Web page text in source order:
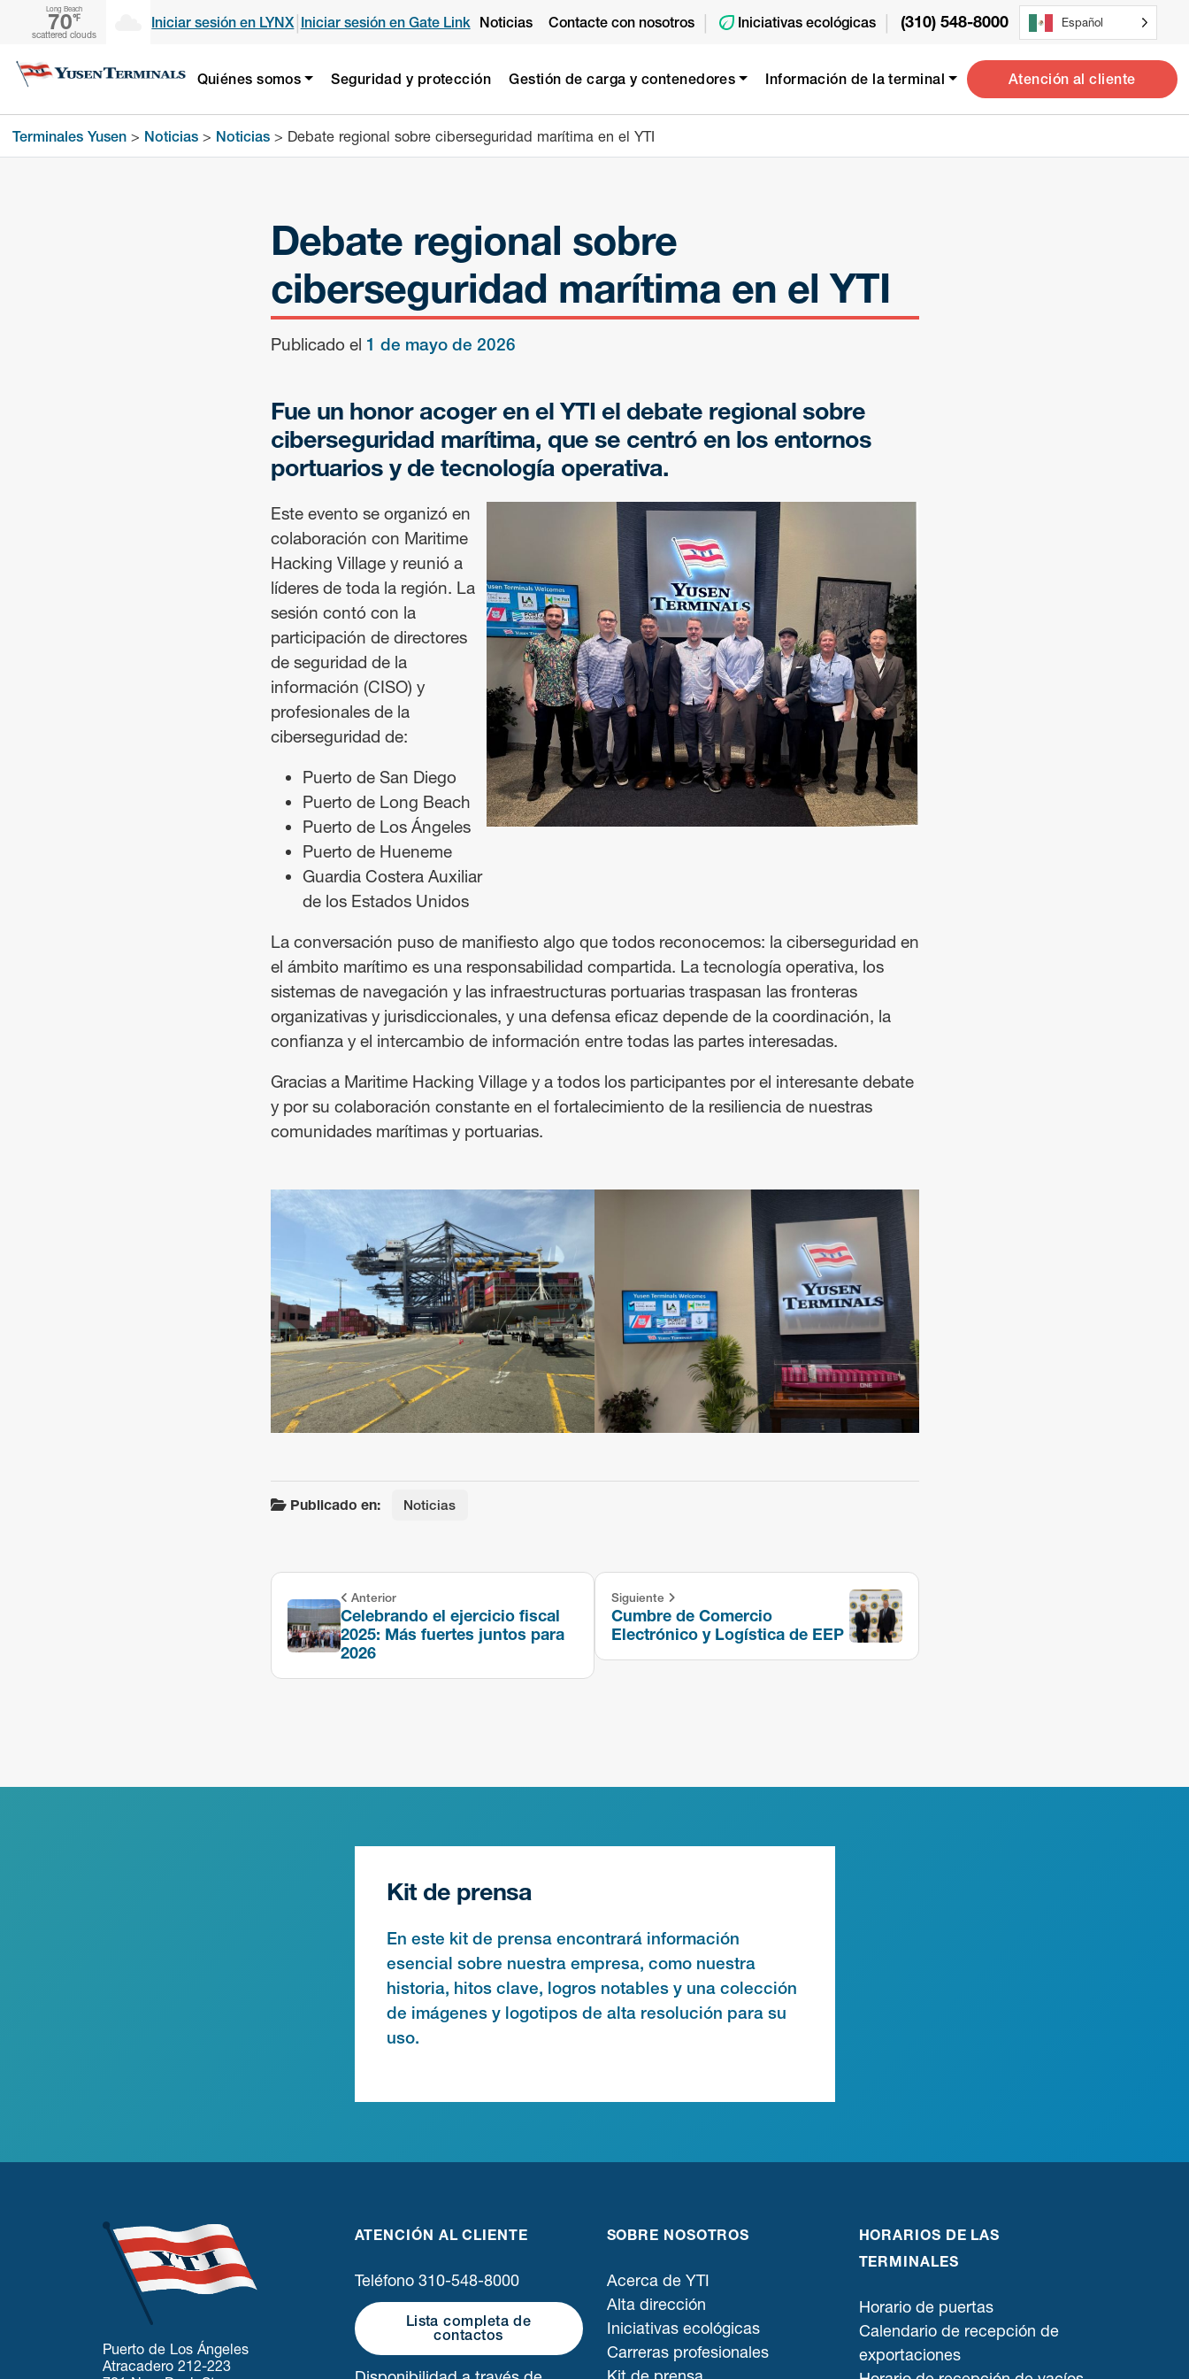
Long Beach
70℉
scattered clouds
Iniciar sesión en LYNX| Iniciar sesión en Gate Link Noticias Contacte con nosotros | Iniciativas ecológicas | (310) 548-8000 Español
Quiénes somos Seguridad y protección Gestión de carga y contenedores Información de la terminal Atención al cliente
Terminales Yusen> Noticias> Noticias> Debate regional sobre ciberseguridad marítima en el YTI
Debate regional sobre
ciberseguridad marítima en el YTI
Publicado el 1 de mayo de 2026
Fue un honor acoger en el YTI el debate regional sobre
ciberseguridad marítima, que se centró en los entornos
portuarios y de tecnología operativa.
Este evento se organizó en
colaboración con Maritime
Hacking Village y reunió a
líderes de toda la región. La
sesión contó con la
participación de directores
de seguridad de la
información (CISO) y
profesionales de la
ciberseguridad de:
Puerto de San Diego
Puerto de Long Beach
Puerto de Los Ángeles
Puerto de Hueneme
Guardia Costera Auxiliar
de los Estados Unidos
La conversación puso de manifiesto algo que todos reconocemos: la ciberseguridad en
el ámbito marítimo es una responsabilidad compartida. La tecnología operativa, los
sistemas de navegación y las infraestructuras portuarias traspasan las fronteras
organizativas y jurisdiccionales, y una defensa eficaz depende de la coordinación, la
confianza y el intercambio de información entre todas las partes interesadas.
Gracias a Maritime Hacking Village y a todos los participantes por el interesante debate
y por su colaboración constante en el fortalecimiento de la resiliencia de nuestras
comunidades marítimas y portuarias.
Publicado en: Noticias
Anterior
Celebrando el ejercicio fiscal
2025: Más fuertes juntos para
2026
Siguiente
Cumbre de Comercio
Electrónico y Logística de EEP
Kit de prensa
En este kit de prensa encontrará información
esencial sobre nuestra empresa, como nuestra
historia, hitos clave, logros notables y una colección
de imágenes y logotipos de alta resolución para su
uso.
Puerto de Los Ángeles
Atracadero 212-223
ATENCIÓN AL CLIENTE
Teléfono 310-548-8000
Lista completa de
contactos
SOBRE NOSOTROS
Acerca de YTI
Alta dirección
Iniciativas ecológicas
Carreras profesionales
HORARIOS DE LAS
TERMINALES
Horario de puertas
Calendario de recepción de
exportaciones
Sign up for updates!
Get news from Yusen Terminals in your inbox.
Email
By submitting this form, you are consenting to receive Marketing and Company Announcements from: Yusen
Terminals, 701 New Dock St., Port of Los Angeles, Berth 212-223, Terminal Island, CA, 90731, US, https://yti.com/.
You can revoke your consent to receive emails at any time by using the SafeUnsubscribe® link, found at the bottom of
every email.Emails are serviced by Constant Contact. Our Privacy Policy.